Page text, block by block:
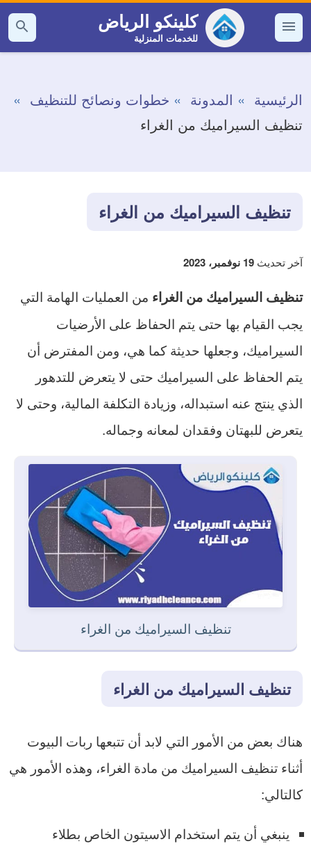
التجاوز
إلى القائمة
كلينكو الرياض
للخدمات المنزلية
بحث
عن
الرئيسية المدونة
خطوات ونصائح للتنظيف
تنظيف السيراميك من الغراء
تنظيف السيراميك من الغراء
آخر تحديث 19 نوفمبر، 2023
تنظيف السيراميك من الغراء من العمليات الهامة التي
يجب القيام بها حتى يتم الحفاظ على الأرضيات
السيراميك، وجعلها حديثة كما هي، ومن المفترض أن
يتم الحفاظ على السيراميك حتى لا يتعرض للتدهور
الذي ينتج عنه استبداله، وزيادة التكلفة المالية، وحتى لا
يتعرض للبهتان وفقدان لمعانه وجماله.
تنظيف السيراميك من الغراء
تنظيف السيراميك من الغراء
هناك بعض من الأمور التي لابد أن تتبعها ربات البيوت
أثناء تنظيف السيراميك من مادة الغراء، وهذه الأمور هي
كالتالي:
ينبغي أن يتم استخدام الاسيتون الخاص بطلاء